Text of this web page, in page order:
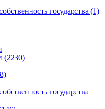
государства (1)
(2230)
государства